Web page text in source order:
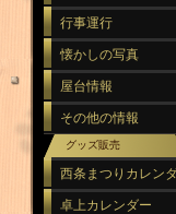
行事運行
懐かしの写真
屋台情報
その他の情報
グッズ販売
西条まつりカレン
卓上カレンダー